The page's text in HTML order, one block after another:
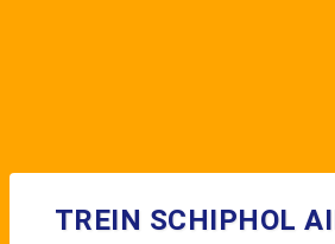
TREIN SCHIPHOL